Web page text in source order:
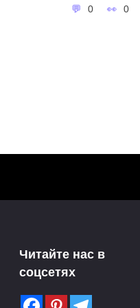
0 0
Марии
(28.04-
Поделитья
Читайте нас в
соцсетях